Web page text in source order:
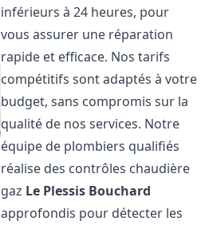
inférieurs à 24 heures, pour
vous assurer une réparation
rapide et efficace. Nos tarifs
compétitifs sont adaptés à votre
budget, sans compromis sur la
qualité de nos services. Notre
équipe de plombiers qualifiés
réalise des contrôles chaudière
gaz Le Plessis Bouchard
approfondis pour détecter les